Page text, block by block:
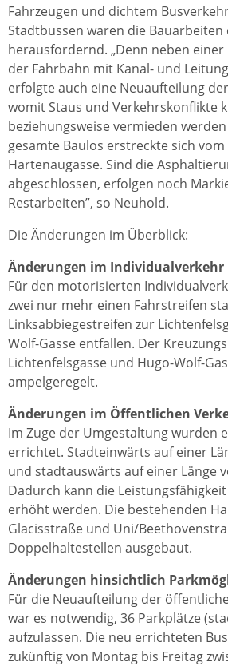
Fahrzeugen und dichtem
Stadtbussen waren die
herausfordernd. „Denn neben
der Fahrbahn mit Kanal- und
erfolgte auch eine Neuaufteilung
womit Staus und Verkehrskonflikte
beziehungsweise vermieden
gesamte Baulos erstreckte sich
Hartenaugasse. Sind die
abgeschlossen, erfolgen noch
Restarbeiten”, so Neuhold.
Die Änderungen im Überblick:
Änderungen im Individualverkehr
Für den motorisierten
zwei nur mehr einen Fahrstreifen
Linksabbiegestreifen zur
Wolf-Gasse entfallen. Der
Lichtenfelsgasse und Hugo-Wolf-
ampelgeregelt.
Änderungen im Öffentlichen
Im Zuge der Umgestaltung wurden
errichtet. Stadteinwärts auf einer
und stadtauswärts auf einer Länge
Dadurch kann die
erhöht werden. Die bestehenden
Glacisstraße und Uni/
Doppelhaltestellen ausgebaut.
Änderungen hinsichtlich
Für die Neuaufteilung der
war es notwendig, 36 Parkplätze
aufzulassen. Die neu errichteten
zukünftig von Montag bis Freitag